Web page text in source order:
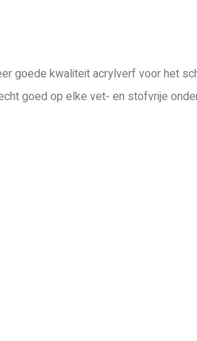
goede kwaliteit acrylverf voor het
goed op elke vet- en stofvrije